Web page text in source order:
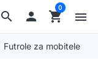
search  shopping_cart
0
menu
Futrole za mobitele